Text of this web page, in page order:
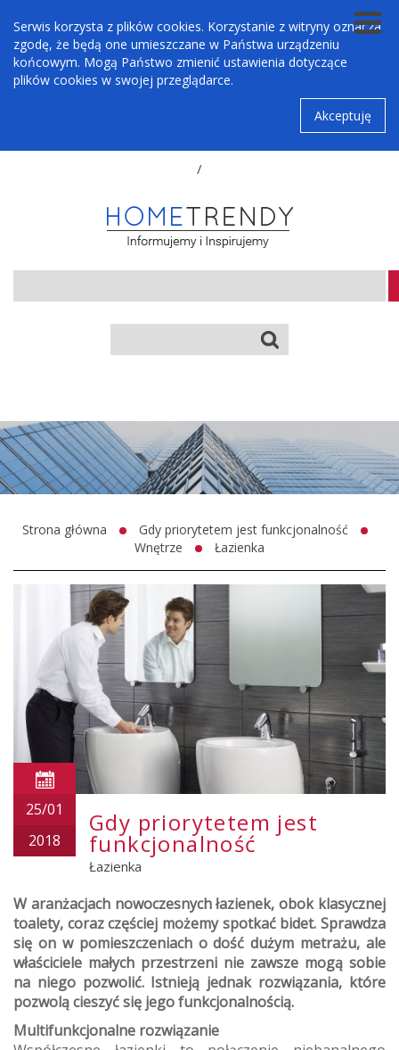
Serwis korzysta z plików cookies. Korzystanie z witryny oznacza
zgodę, że będą one umieszczane w Państwa urządzeniu
końcowym. Mogą Państwo zmienić ustawienia dotyczące
plików cookies w swojej przeglądarce.
Akceptuję
/
Strona główna
Gdy priorytetem jest funkcjonalność
Wnętrze
Łazienka
25/01
2018
Gdy priorytetem jest
funkcjonalność
Łazienka
W aranżacjach nowoczesnych łazienek, obok klasycznej
toalety, coraz częściej możemy spotkać bidet. Sprawdza
się on w pomieszczeniach o dość dużym metrażu, ale
właściciele małych przestrzeni nie zawsze mogą sobie
na niego pozwolić. Istnieją jednak rozwiązania, które
pozwolą cieszyć się jego funkcjonalnością.
Multifunkcjonalne rozwiązanie